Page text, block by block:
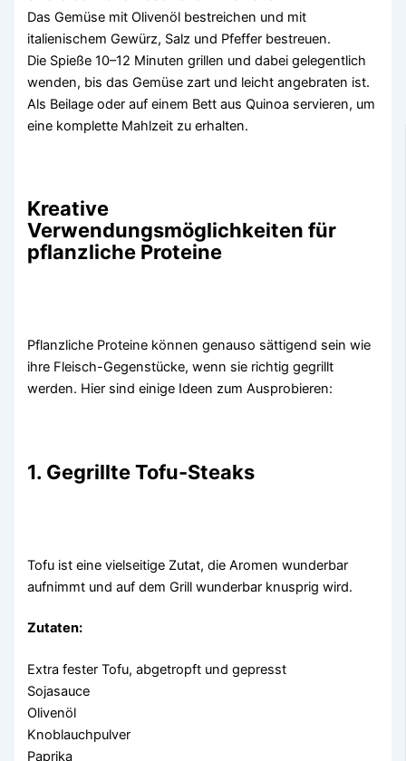
Das Gemüse mit Olivenöl bestreichen und mit
italienischem Gewürz, Salz und Pfeffer bestreuen.
Die Spieße 10–12 Minuten grillen und dabei gelegentlich
wenden, bis das Gemüse zart und leicht angebraten ist.
Als Beilage oder auf einem Bett aus Quinoa servieren, um
eine komplette Mahlzeit zu erhalten.
Kreative
Verwendungsmöglichkeiten für
pflanzliche Proteine
Pflanzliche Proteine ​​können genauso sättigend sein wie
ihre Fleisch-Gegenstücke, wenn sie richtig gegrillt
werden. Hier sind einige Ideen zum Ausprobieren:
1. Gegrillte Tofu-Steaks
Tofu ist eine vielseitige Zutat, die Aromen wunderbar
aufnimmt und auf dem Grill wunderbar knusprig wird.
Zutaten:
Extra fester Tofu, abgetropft und gepresst
Sojasauce
Olivenöl
Knoblauchpulver
Paprika